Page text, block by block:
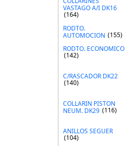
VASTAGO A/I DK16
(164)
RODTO.
AUTOMOCION (155)
RODTO. ECONOMICO
(142)
C/RASCADOR DK22
(140)
COLLARIN PISTON
NEUM. DK29 (116)
ANILLOS SEGUER
(104)